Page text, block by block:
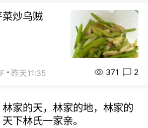
炒乌贼
昨天11:35 371 2
家的天，林家的地，林家的
下林氏一家亲。